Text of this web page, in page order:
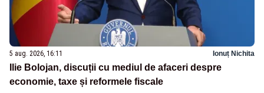
5 aug. 2026, 16:11 Ionuț Nichita
Ilie Bolojan, discuții cu mediul de afaceri despre
economie, taxe și reformele fiscale